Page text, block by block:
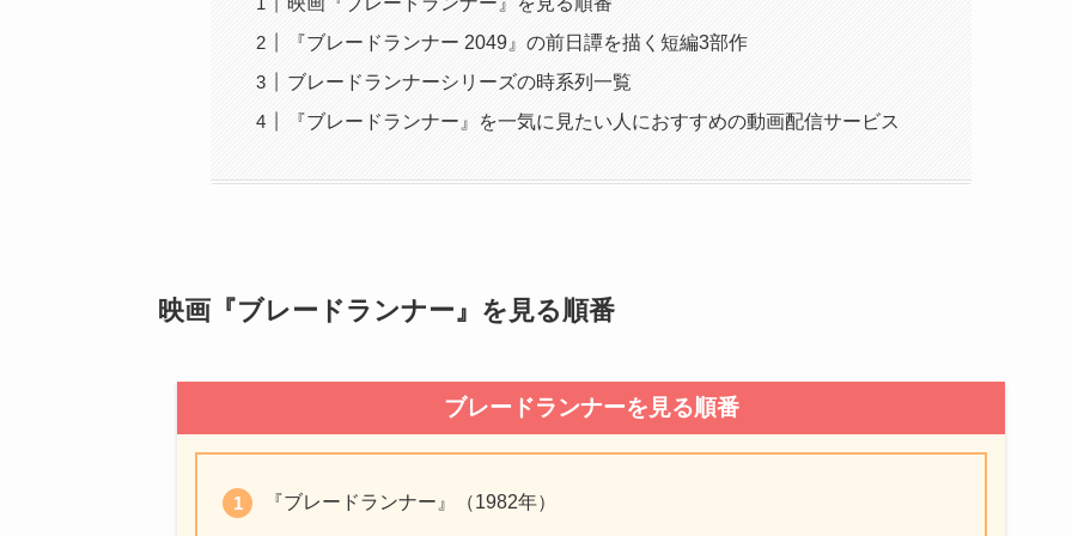
『ブレードランナー 2049』の前日譚を描く短編3部作
ブレードランナーシリーズの時系列一覧
『ブレードランナー』を一気に見たい人におすすめの動画配信サービス
映画『ブレードランナー』を見る順番
ブレードランナーを見る順番
『ブレードランナー』（1982年）